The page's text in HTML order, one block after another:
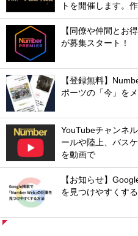
トを開催します。
【同僚や仲間とお
が募集スタート！
【登録無料】
ポーツの「今」を
YouTubeチャンネ
ールや陸上、バス
を動画で
【お知らせ】
を見つけやすくす